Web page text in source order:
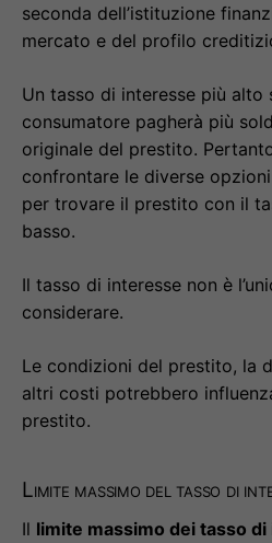
seconda dell’istituzione
mercato e del profilo
Un tasso di interesse più alto
consumatore pagherà più
originale del prestito.
confrontare le diverse
per trovare il prestito con il
basso.
Il tasso di interesse non è
considerare.
Le condizioni del prestito, la
altri costi potrebbero
prestito.
Limite massimo del tasso di
Il limite massimo dei tasso